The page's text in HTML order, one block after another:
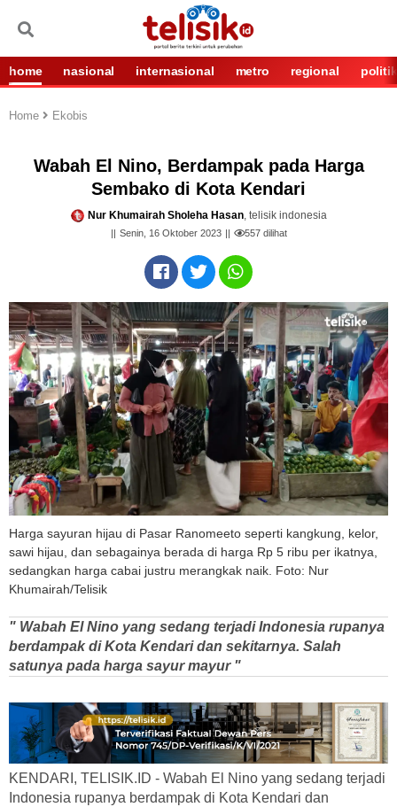
home nasional internasional metro regional politik
Home Ekobis
Wabah El Nino, Berdampak pada Harga
Sembako di Kota Kendari
Nur Khumairah Sholeha Hasan, telisik indonesia
Senin, 16 Oktober 2023 557dilihat
Harga sayuran hijau di Pasar Ranomeeto seperti kangkung, kelor,
sawi hijau, dan sebagainya berada di harga Rp 5 ribu per ikatnya,
sedangkan harga cabai justru merangkak naik. Foto: Nur
Khumairah/Telisik
" Wabah El Nino yang sedang terjadi Indonesia rupanya
berdampak di Kota Kendari dan sekitarnya. Salah
satunya pada harga sayur mayur "
KENDARI, TELISIK.ID - Wabah El Nino yang sedang terjadi
Indonesia rupanya berdampak di Kota Kendari dan